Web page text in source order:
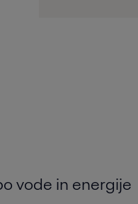
vode in energije